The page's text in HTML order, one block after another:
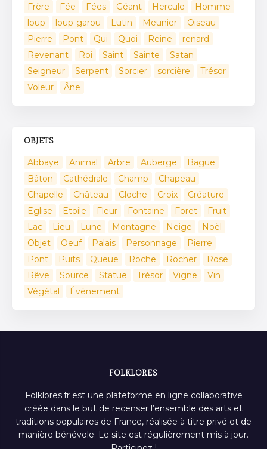
Frère
Fée Fées Géant Hercule
Homme
loup
loup-garou Lutin Meunier
Oiseau
Pierre
Pont Qui Quoi Reine
renard
Revenant
Roi Saint Sainte
Satan
Seigneur
Serpent Sorcier sorcière
Trésor
Voleur
Âne
OBJETS
Abbaye Animal Arbre Auberge
Bague
Bâton
Cathédrale Champ
Chapeau
Chapelle
Château Cloche Croix
Créature
Eglise
Etoile Fleur Fontaine Foret
Fruit
Lac
Lieu Lune Montagne Neige
Noël
Objet
Oeuf Palais Personnage
Pierre
Pont
Puits Queue Roche Rocher
Rose
Rêve
Source Statue Trésor Vigne
Vin
Végétal
Événement
FOLKLORES
Folklores.fr est une plateforme en ligne collaborative
créée dans le but de recenser l’ensemble des arts et
traditions populaires de France, réalisée à titre privé et de
manière bénévole. Le site est régulièrement mis à jour.